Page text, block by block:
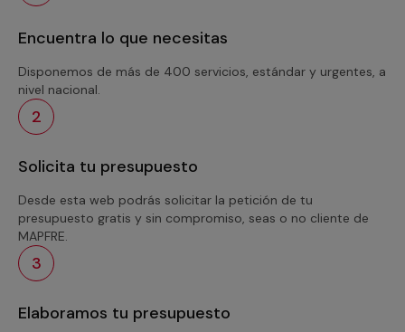
Encuentra lo que necesitas
Disponemos de más de 400 servicios, estándar y urgentes, a
nivel nacional.
2
Solicita tu presupuesto
Desde esta web podrás solicitar la petición de tu
presupuesto gratis y sin compromiso, seas o no cliente de
MAPFRE.
3
Elaboramos tu presupuesto